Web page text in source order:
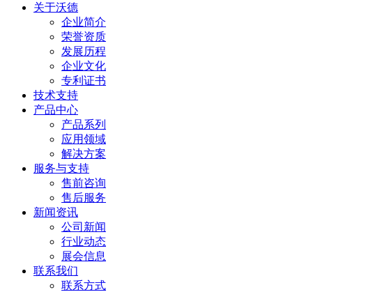
关于沃德
企业简介
荣誉资质
发展历程
企业文化
专利证书
技术支持
产品中心
产品系列
应用领域
解决方案
服务与支持
售前咨询
售后服务
新闻资讯
公司新闻
行业动态
展会信息
联系我们
联系方式